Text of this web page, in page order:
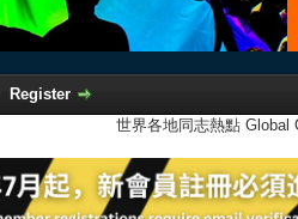
Register
世界各地同志熱點